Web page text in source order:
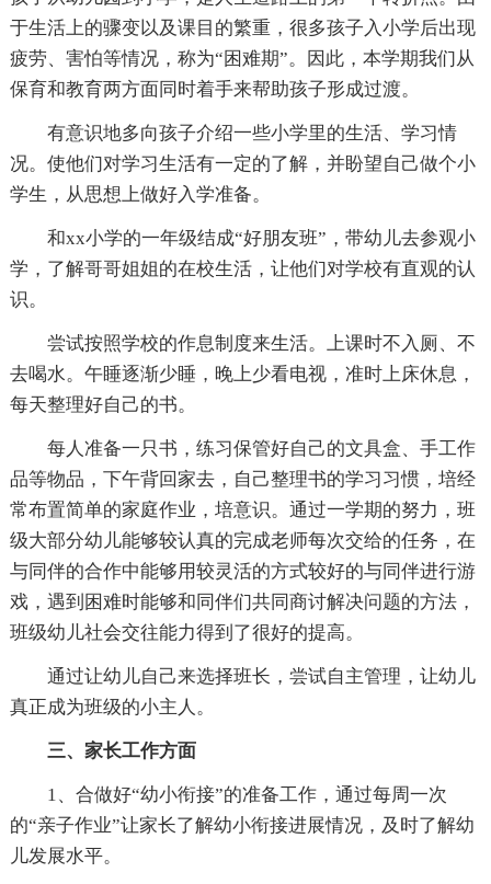
于生活上的骤变以及课目的繁重，很多孩子入小学后出现
疲劳、害怕等情况，称为“困难期”。因此，本学期我们从
保育和教育两方面同时着手来帮助孩子形成过渡。
有意识地多向孩子介绍一些小学里的生活、学习情
况。使他们对学习生活有一定的了解，并盼望自己做个小
学生，从思想上做好入学准备。
和xx小学的一年级结成“好朋友班”，带幼儿去参观小
学，了解哥哥姐姐的在校生活，让他们对学校有直观的认
识。
尝试按照学校的作息制度来生活。上课时不入厕、不
去喝水。午睡逐渐少睡，晚上少看电视，准时上床休息，
每天整理好自己的书。
每人准备一只书，练习保管好自己的文具盒、手工作
品等物品，下午背回家去，自己整理书的学习习惯，培经
常布置简单的家庭作业，培意识。通过一学期的努力，班
级大部分幼儿能够较认真的完成老师每次交给的任务，在
与同伴的合作中能够用较灵活的方式较好的与同伴进行游
戏，遇到困难时能够和同伴们共同商讨解决问题的方法，
班级幼儿社会交往能力得到了很好的提高。
通过让幼儿自己来选择班长，尝试自主管理，让幼儿
真正成为班级的小主人。
三、家长工作方面
1、合做好“幼小衔接”的准备工作，通过每周一次
的“亲子作业”让家长了解幼小衔接进展情况，及时了解幼
儿发展水平。